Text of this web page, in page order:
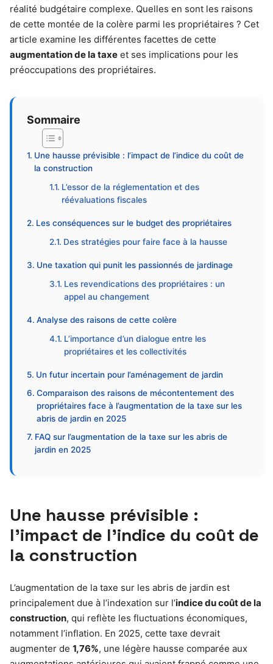
réalité budgétaire complexe. Quelles en sont les raisons
de cette montée de la colère parmi les propriétaires ? Cet
article examine les différentes facettes de cette
augmentation de la taxe et ses implications pour les
préoccupations des propriétaires.
Sommaire
Une hausse prévisible : l’impact de l’indice du coût de
la construction
L’essor de la réglementation et des
réévaluations fiscales
Les conséquences sur le budget des propriétaires
Des stratégies pour faire face à la hausse
Une taxation qui punit les passionnés de jardinage
Les revendications des propriétaires : un
appel au changement
Analyse des raisons de cette colère
L’importance d’un dialogue entre les
propriétaires et les collectivités
Un futur incertain pour l’aménagement de jardin
Comparaison des raisons de mécontentement des
propriétaires face à l’augmentation de la taxe sur les
abris de jardin en 2025
FAQ sur l’augmentation de la taxe sur les abris de
jardin en 2025
Une hausse prévisible :
l’impact de l’indice du coût de
la construction
L’augmentation de la taxe sur les abris de jardin est
principalement due à l’indexation sur l’indice du coût de la
construction, qui reflète les fluctuations économiques,
notamment l’inflation. En 2025, cette taxe devrait
augmenter de 1,76%, une légère hausse comparée aux